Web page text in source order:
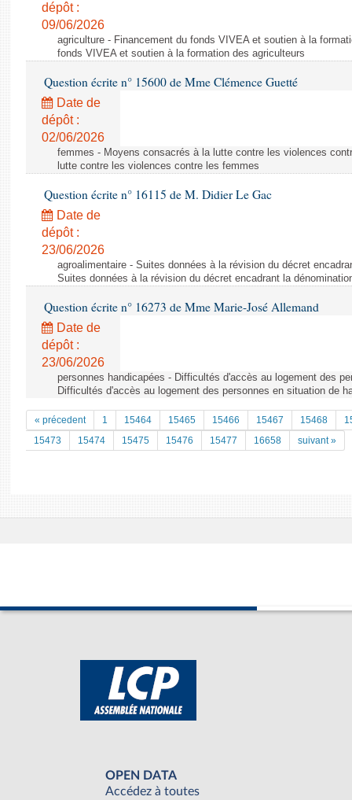
dépôt :
09/06/2026
agriculture - Financement du fonds VIVEA et soutien à la
fonds VIVEA et soutien à la formation des agriculteurs
Question écrite n° 15600 de Mme Clémence Guetté
Date de
dépôt :
02/06/2026
femmes - Moyens consacrés à la lutte contre les violences
lutte contre les violences contre les femmes
Question écrite n° 16115 de M. Didier Le Gac
Date de
dépôt :
23/06/2026
agroalimentaire - Suites données à la révision du décret
Suites données à la révision du décret encadrant la
Question écrite n° 16273 de Mme Marie-José Allemand
Date de
dépôt :
23/06/2026
personnes handicapées - Difficultés d'accès au logement des
Difficultés d'accès au logement des personnes en situation de
« précedent 1 15464 15465 15466 15467 15468
15473
15474 15475 15476 15477 16658 suivant »
OPEN DATA
Accédez à toutes